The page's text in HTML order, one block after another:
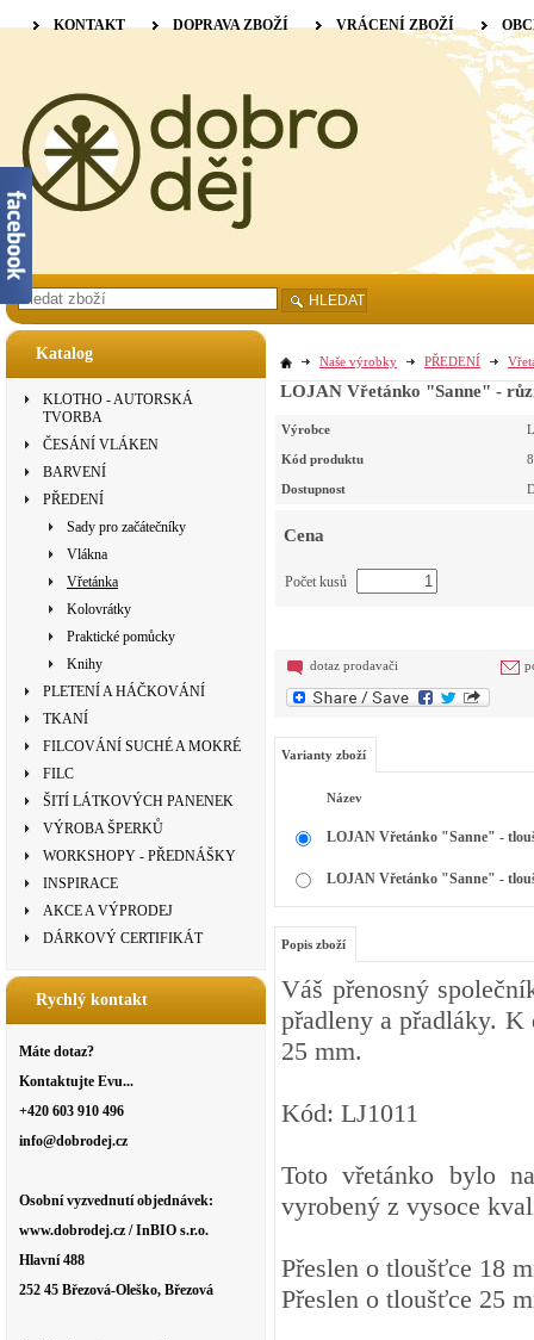
Katalog
KLOTHO - AUTORSKÁ
TVORBA
ČESÁNÍ VLÁKEN
BARVENÍ
PŘEDENÍ
Sady pro začátečníky
Vlákna
Vřetánka
Kolovrátky
Praktické pomůcky
Knihy
PLETENÍ A HÁČKOVÁNÍ
TKANÍ
FILCOVÁNÍ SUCHÉ A MOKRÉ
FILC
ŠITÍ LÁTKOVÝCH PANENEK
VÝROBA ŠPERKŮ
WORKSHOPY - PŘEDNÁŠKY
INSPIRACE
AKCE A VÝPRODEJ
DÁRKOVÝ CERTIFIKÁT
Rychlý kontakt
Máte dotaz?
Kontaktujte Evu...
+420 603 910 496
info@dobrodej.cz
Osobní vyzvednutí objednávek:
www.dobrodej.cz / InBIO s.r.o.
Hlavní 488
252 45 Březová-Oleško, Březová
Naše výrobky PŘEDENÍ
LOJAN Vřetánko "Sanne" -
Výrobce
Kód produktu
Dostupnost
Cena
Počet kusů
dotaz prodavači
Varianty zboží
Název
LOJAN Vřetánko "Sanne" -
LOJAN Vřetánko "Sanne" -
Popis zboží
Váš přenosný
přadleny a přadláky.
25 mm.
Kód: LJ1011
Toto vřetánko bylo
vyrobený z vysoce
Přeslen o tloušťce 18
Přeslen o tloušťce 25
KONTAKT DOPRAVA ZBOŽÍ VRÁCENÍ ZBOŽÍ
HLEDAT